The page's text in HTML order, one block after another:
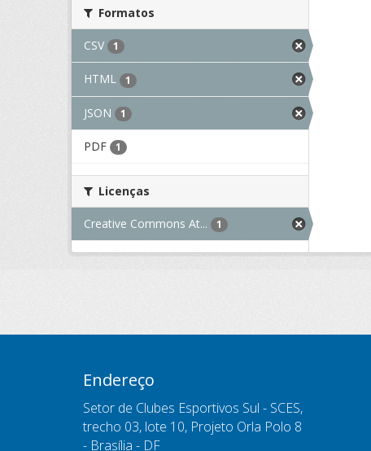
Formatos
CSV 1
HTML 1
JSON 1
PDF 1
Licenças
Creative Commons At... 1
Endereço
Setor de Clubes Esportivos Sul - SCES,
trecho 03, lote 10, Projeto Orla Polo 8
- Brasília - DF